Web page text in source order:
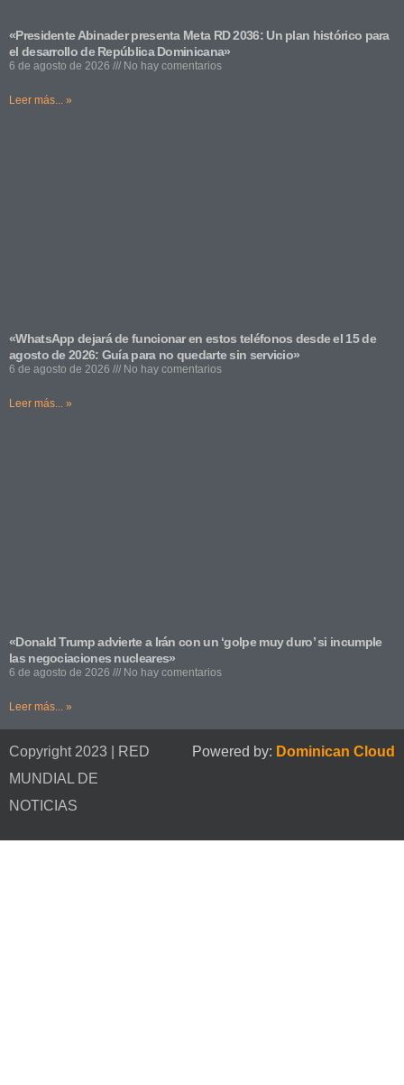
«Presidente Abinader presenta Meta RD 2036: Un plan histórico para
el desarrollo de República Dominicana»
6 de agosto de 2026 No hay comentarios
Leer más... »
«WhatsApp dejará de funcionar en estos teléfonos desde el 15 de
agosto de 2026: Guía para no quedarte sin servicio»
6 de agosto de 2026 No hay comentarios
Leer más... »
«Donald Trump advierte a Irán con un ‘golpe muy duro’ si incumple
las negociaciones nucleares»
6 de agosto de 2026 No hay comentarios
Leer más... »
Copyright 2023 | RED
MUNDIAL DE
NOTICIAS
Powered by: Dominican Cloud